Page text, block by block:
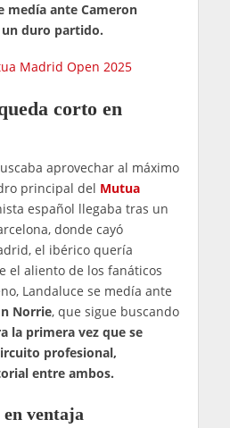
medía ante Cameron
duro partido.
Madrid Open 2025
corto en
aprovechar al máximo
principal del Mutua
español llegaba tras un
donde cayó
el ibérico quería
el aliento de los fanáticos
Landaluce se medía ante
Norrie, que sigue buscando
la primera vez que se
profesional,
entre ambos.
en ventaja